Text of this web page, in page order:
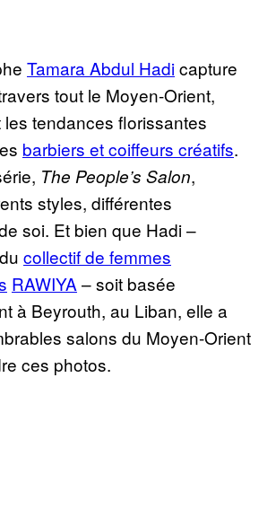
Tamara Abdul Hadicapture
tout le Moyen-Orient,
tendances florissantes
barbiers et coiffeurs créatifs.
The People’s Salon,
styles, différentes
soi. Et bien que Hadi –
collectif de femmes
RAWIYA – soit basée
à Beyrouth, au Liban, elle a
salons du Moyen-Orient
ces photos.